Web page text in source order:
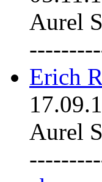
Aurel
Erich
Aurel